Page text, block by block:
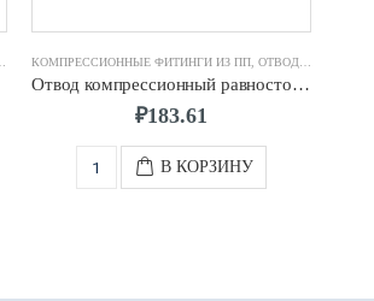
КОМПРЕССИОННЫЕ ФИТИНГИ ИЗ ПП ОТВОД КОМПРЕССИОННЫЙ
Отвод компрессионный равносторонний 90° д.32
₽183.61
В КОРЗИНУ